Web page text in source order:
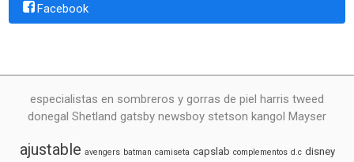
Facebook
especialistas en sombreros y gorras de piel harris tweed
donegal Shetland gatsby newsboy stetson kangol Mayser
ajustable avengers batman camiseta capslab complementos d.c disney